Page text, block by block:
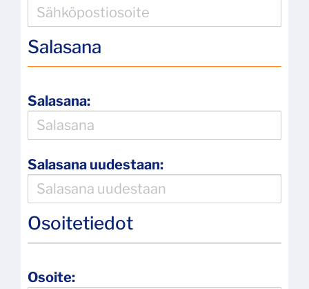
Salasana
Salasana:
Salasana uudestaan:
Osoitetiedot
Osoite: